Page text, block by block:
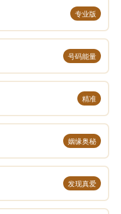
专业版
号码能量
精准
姻缘奥秘
发现真爱